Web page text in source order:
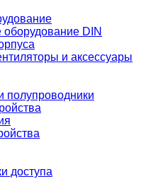
оборудование DIN
и аксессуары
полупроводники
доступа